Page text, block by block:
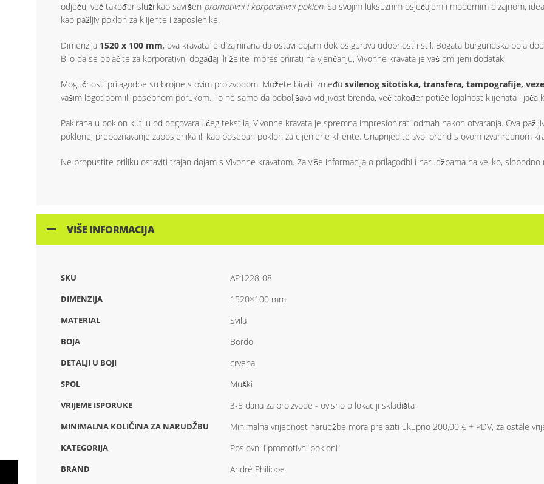
KRAVATA, AP1121
odjeću, već također služi kao savršen promotivni i korporativni poklon. Sa svojim luksuznim osjećajem i modernim dizajnom,
kao pažljiv poklon za klijente i zaposlenike.
Dimenzija 1520 x 100 mm, ova kravata je dizajnirana da ostavi dojam dok osigurava udobnost i stil. Bogata burgundska boja
Bilo da se oblačite za korporativni događaj ili želite impresionirati na vjenčanju, Vivonne kravata je vaš omiljeni dodatak.
Mogućnosti prilagodbe su brojne s ovim proizvodom. Možete birati između svilenog sitotiska, transfera, tampografije,
vašim logotipom ili posebnom porukom. To ne samo da poboljšava vidljivost brenda, već također potiče lojalnost klijenata i jača
Pakirana u poklon kutiju od odgovarajućeg tekstila, Vivonne kravata je spremna impresionirati odmah nakon otvaranja. Ova
poklone, prepoznavanje zaposlenika ili kao poseban poklon za cijenjene klijente. Unaprijedite svoj brend s ovom izvanrednom
Ne propustite priliku ostaviti trajan dojam s Vivonne kravatom. Za više informacija o prilagodbi i narudžbama na veliko,
VIŠE INFORMACIJA
SKU AP1228-08
DIMENZIJA 1520×100 mm
MATERIAL Svila
BOJA Bordo
DETALJI U BOJI crvena
SPOL Muški
VRIJEME ISPORUKE 3-5 dana za proizvode - ovisno o lokaciji skladišta
MINIMALNA KOLIČINA ZA NARUDŽBU Minimalna vrijednost narudžbe mora prelaziti ukupno 200,00 € + PDV, za ostale
KATEGORIJA Poslovni i promotivni pokloni
BRAND André Philippe